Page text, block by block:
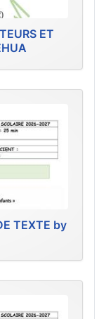
ET
TEXTE by